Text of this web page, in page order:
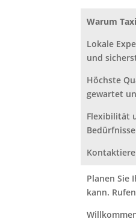
Warum
Lokale
und
Höchste
gewartet
Flexibilität
Planen Sie
kann.